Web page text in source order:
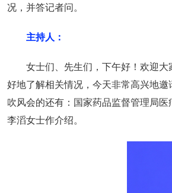
况，并答记者问。
主持人：
女士们、先生们，下午好！欢迎
好地了解相关情况，今天非常高兴地
吹风会的还有：国家药品监督管理局
李滔女士作介绍。